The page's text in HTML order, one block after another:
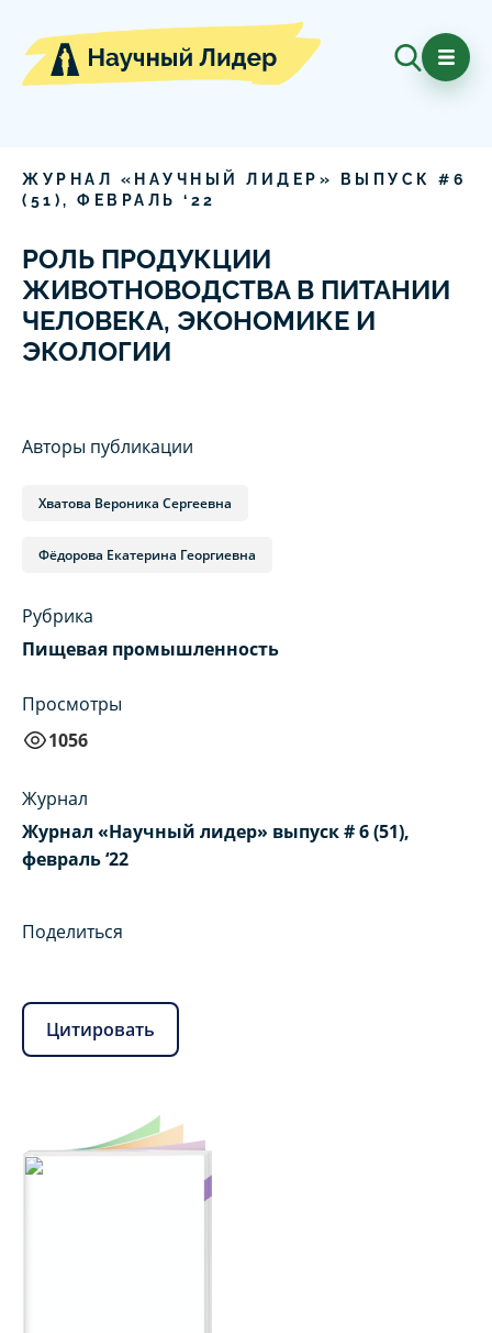
ЖУРНАЛ «НАУЧНЫЙ ЛИДЕР» ВЫПУСК # 6
( 51 ), ФЕВРАЛЬ ‘ 22
РОЛЬ ПРОДУКЦИИ
ЖИВОТНОВОДСТВА В ПИТАНИИ
ЧЕЛОВЕКА, ЭКОНОМИКЕ И
ЭКОЛОГИИ
Авторы публикации
Хватова Вероника Сергеевна
Фёдорова Екатерина Георгиевна
Рубрика
Пищевая промышленность
Просмотры
1056
Журнал
Журнал «Научный лидер» выпуск # 6 (51),
февраль ‘22
Поделиться
Цитировать